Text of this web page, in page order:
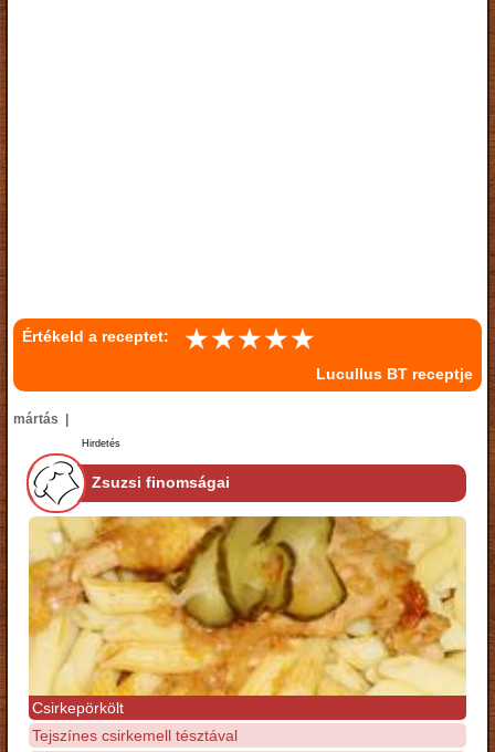
Értékeld a receptet:
Lucullus BT receptje
mártás |
Hirdetés
Zsuzsi finomságai
Csirkepörkölt
Tejszínes csirkemell tésztával